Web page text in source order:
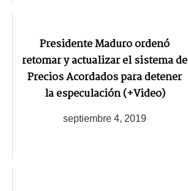
Presidente Maduro ordenó
retomar y actualizar el sistema de
Precios Acordados para detener
la especulación (+Video)
septiembre 4, 2019